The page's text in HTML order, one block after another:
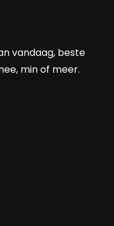
vandaag, beste
min of meer.